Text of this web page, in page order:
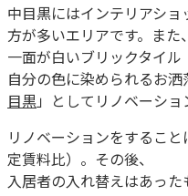
中目黒にはインテリアシ
方が多いエリアです。ま
一面が白いブリックタイ
自分の色に染められるお
目黒」としてリノベーショ
リノベーションをするこ
定賃料比）。その後、
入居者の入れ替えはあっ